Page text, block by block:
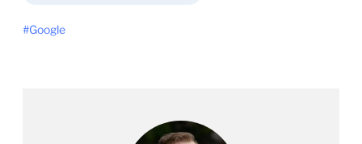
Google